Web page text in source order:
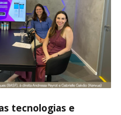
tecnologias e